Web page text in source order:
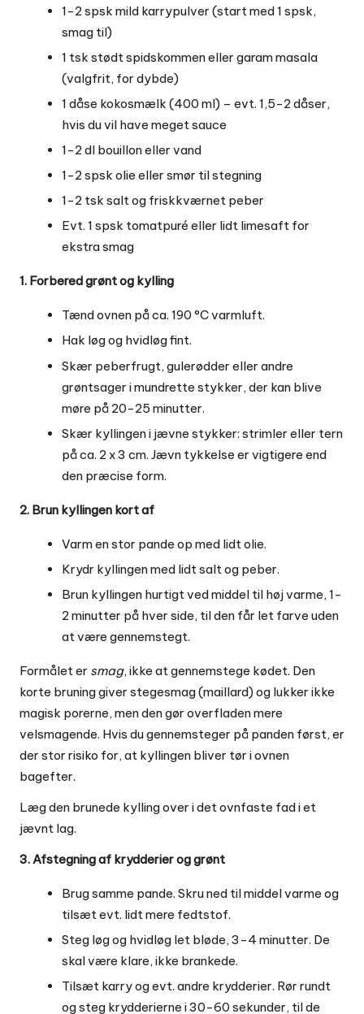
1-2 spsk mild karrypulver (start med 1 spsk,
smag til)
1 tsk stødt spidskommen eller garam masala
(valgfrit, for dybde)
1 dåse kokosmælk (400 ml) – evt. 1,5-2 dåser,
hvis du vil have meget sauce
1-2 dl bouillon eller vand
1-2 spsk olie eller smør til stegning
1-2 tsk salt og friskkværnet peber
Evt. 1 spsk tomatpuré eller lidt limesaft for
ekstra smag
1. Forbered grønt og kylling
Tænd ovnen på ca. 190 °C varmluft.
Hak løg og hvidløg fint.
Skær peberfrugt, gulerødder eller andre
grøntsager i mundrette stykker, der kan blive
møre på 20-25 minutter.
Skær kyllingen i jævne stykker: strimler eller tern
på ca. 2 x 3 cm. Jævn tykkelse er vigtigere end
den præcise form.
2. Brun kyllingen kort af
Varm en stor pande op med lidt olie.
Krydr kyllingen med lidt salt og peber.
Brun kyllingen hurtigt ved middel til høj varme, 1-
2 minutter på hver side, til den får let farve uden
at være gennemstegt.
Formålet er smag, ikke at gennemstege kødet. Den
korte bruning giver stegesmag (maillard) og lukker ikke
magisk porerne, men den gør overfladen mere
velsmagende. Hvis du gennemsteger på panden først, er
der stor risiko for, at kyllingen bliver tør i ovnen
bagefter.
Læg den brunede kylling over i det ovnfaste fad i et
jævnt lag.
3. Afstegning af krydderier og grønt
Brug samme pande. Skru ned til middel varme og
tilsæt evt. lidt mere fedtstof.
Steg løg og hvidløg let bløde, 3-4 minutter. De
skal være klare, ikke brankede.
Tilsæt karry og evt. andre krydderier. Rør rundt
og steg krydderierne i 30-60 sekunder, til de